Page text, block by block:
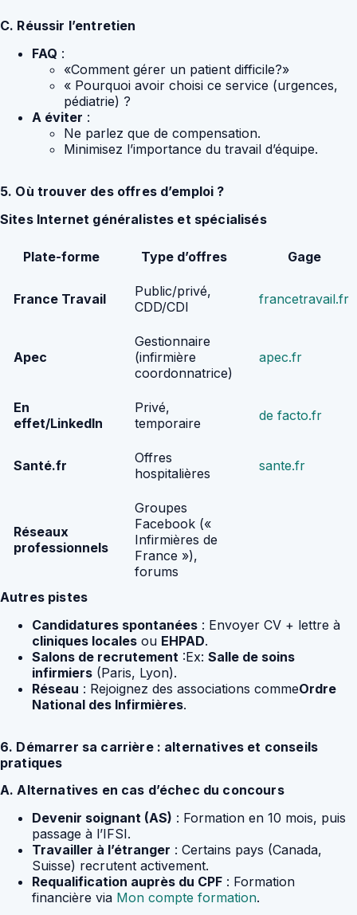
C. Réussir l’entretien
FAQ :
«Comment gérer un patient difficile?»
« Pourquoi avoir choisi ce service (urgences,
pédiatrie) ?
A éviter :
Ne parlez que de compensation.
Minimisez l’importance du travail d’équipe.
5. Où trouver des offres d’emploi ?
Sites Internet généralistes et spécialisés
Plate-forme Type d’offres Gage
France Travail
Public/privé,
CDD/CDI
francetravail.fr
Apec
Gestionnaire
(infirmière
coordonnatrice)
apec.fr
En
effet/LinkedIn
Privé,
temporaire
de facto.fr
Santé.fr
Offres
hospitalières
sante.fr
Réseaux
professionnels
Groupes
Facebook («
Infirmières de
France »),
forums
Autres pistes
Candidatures spontanées : Envoyer CV + lettre à
cliniques locales ou EHPAD.
Salons de recrutement :Ex: Salle de soins
infirmiers (Paris, Lyon).
Réseau : Rejoignez des associations commeOrdre
National des Infirmières.
6. Démarrer sa carrière : alternatives et conseils
pratiques
A. Alternatives en cas d’échec du concours
Devenir soignant (AS) : Formation en 10 mois, puis
passage à l’IFSI.
Travailler à l’étranger : Certains pays (Canada,
Suisse) recrutent activement.
Requalification auprès du CPF : Formation
financière via Mon compte formation.